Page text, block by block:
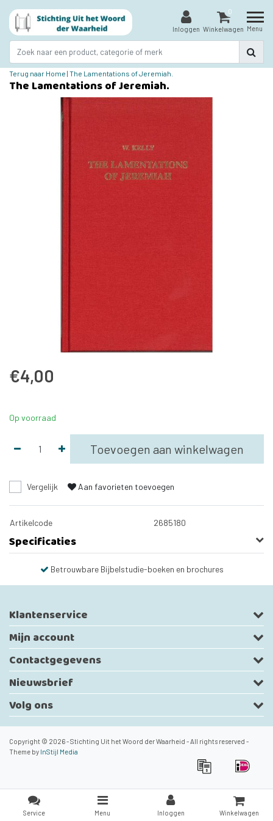
Inloggen
0
Winkelwagen Menu
Terug naar Home | The Lamentations of Jeremiah.
The Lamentations of Jeremiah.
€4,00
Op voorraad
Toevoegen aan winkelwagen
Vergelijk Aan favorieten toevoegen
Artikelcode 2685180
Specificaties
Betrouwbare Bijbelstudie-boeken en brochures
Klantenservice
Mijn account
Contactgegevens
Nieuwsbrief
Volg ons
Copyright © 2026 - Stichting Uit het Woord der Waarheid - All rights reserved -
Theme by InStijl Media
Service Menu Inloggen Winkelwagen